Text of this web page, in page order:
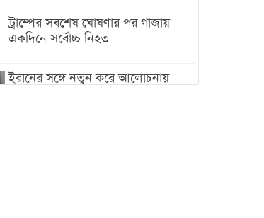
ট্রাম্পের সবশেষ ঘোষণার পর গাজায়
একদিনে সর্বোচ্চ নিহত
ইরানের সঙ্গে নতুন করে আলোচনায়